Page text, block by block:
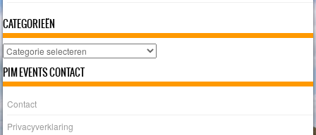
CATEGORIEËN
Categorieën
PIM EVENTS CONTACT
Contact
Privacyverklaring